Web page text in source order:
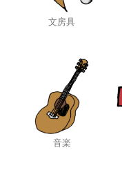
文房具
音楽